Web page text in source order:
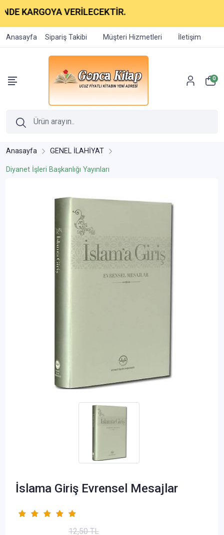
VERİLECEKTİR.
Anasayfa Sipariş Takibi Müşteri Hizmetleri İletişim
0
Anasayfa GENEL İLAHİYAT
Diyanet İşleri Başkanlığı Yayınları
İslama Giriş Evrensel Mesajlar
12,50 TL